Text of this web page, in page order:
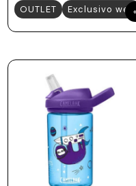
OUTLET Exclusivo web